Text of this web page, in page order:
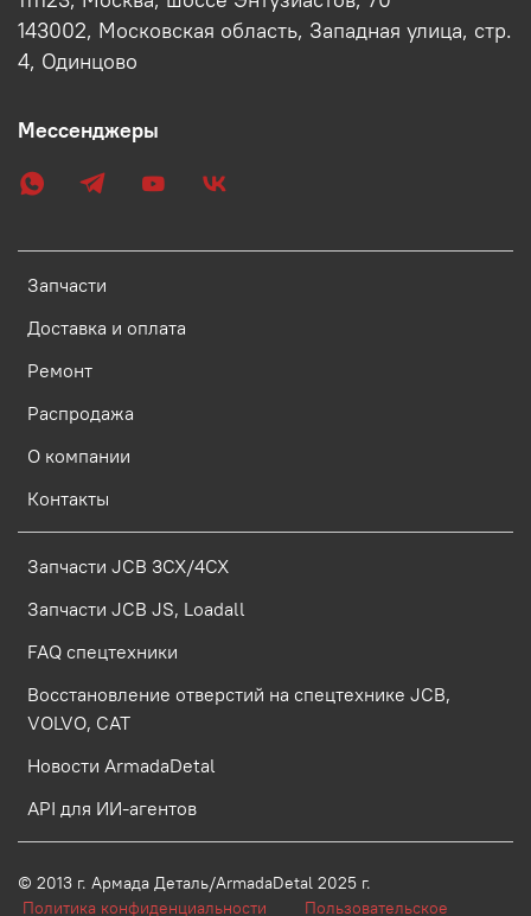
Запчасти
Доставка и оплата
Ремонт
Распродажа
О компании
Контакты
Запчасти JCB 3CX/4CX
Запчасти JCB JS, Loadall
FAQ спецтехники
Восстановление отверстий на спецтехнике JCB,
VOLVO, CAT
Новости ArmadaDetal
API для ИИ-агентов
143002, Московская область, Западная улица, стр.
4, Одинцово
Мессенджеры
© 2013 г. Армада Деталь/ArmadaDetal 2025 г.
Политика конфиденциальности
Пользовательское